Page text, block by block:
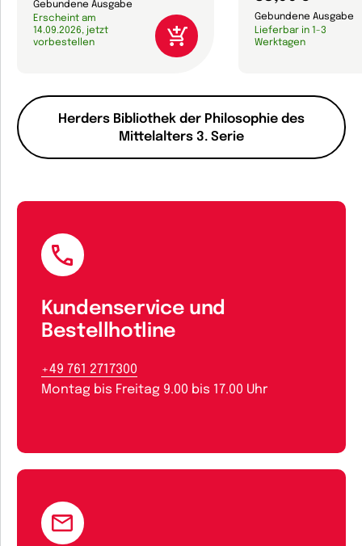
Herders Bibliothek der Philosophie des
Mittelalters 3. Serie
Gebundene Ausgabe
Erscheint am
14.09.2026, jetzt
vorbestellen
Gebundene Ausgabe
Lieferbar in 1-3
Werktagen
Kundenservice und
Bestellhotline
+49 761 2717300
Montag bis Freitag 9.00 bis 17.00 Uhr